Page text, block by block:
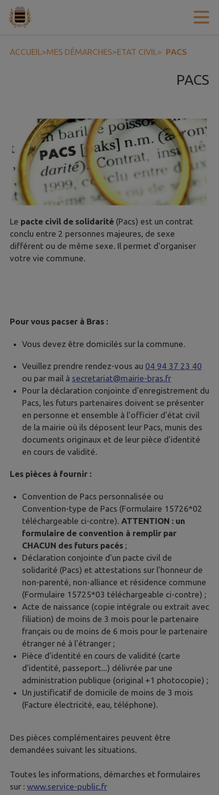
Contenu
ACCUEIL>MES DÉMARCHES>ETAT CIVIL> PACS
PACS
Le pacte civil de solidarité (Pacs) est un contrat
conclu entre 2 personnes majeures, de sexe
différent ou de même sexe. Il permet d'organiser
votre vie commune.
Pour vous pacser à Bras :
Vous devez être domicilés sur la commune.
Veuillez prendre rendez-vous au 04 94 37 23 40
ou par mail à secretariat@mairie-bras.fr
Pour la déclaration conjointe d'enregistrement du
Pacs, les futurs partenaires doivent se présenter
en personne et ensemble à l'officier d'état civil
de la mairie où ils déposent leur Pacs, munis des
documents originaux et de leur pièce d'identité
en cours de validité.
Les pièces à fournir :
Convention de Pacs personnalisée ou
Convention-type de Pacs (Formulaire 15726*02
téléchargeable ci-contre). ATTENTION : un
formulaire de convention à remplir par
CHACUN des futurs pacés ;
Déclaration conjointe d'un pacte civil de
solidarité (Pacs) et attestations sur l'honneur de
non-parenté, non-alliance et résidence commune
(Formulaire 15725*03 téléchargeable ci-contre) ;
Acte de naissance (copie intégrale ou extrait avec
filiation) de moins de 3 mois pour le partenaire
français ou de moins de 6 mois pour le partenaire
étranger né à l'étranger ;
Pièce d'identité en cours de validité (carte
d'identité, passeport...) délivrée par une
administration publique (original +1 photocopie) ;
Un justificatif de domicile de moins de 3 mois
(Facture électricité, eau, téléphone).
Des pièces complémentaires peuvent être
demandées suivant les situations.
Toutes les informations, démarches et formulaires
sur : www.service-public.fr